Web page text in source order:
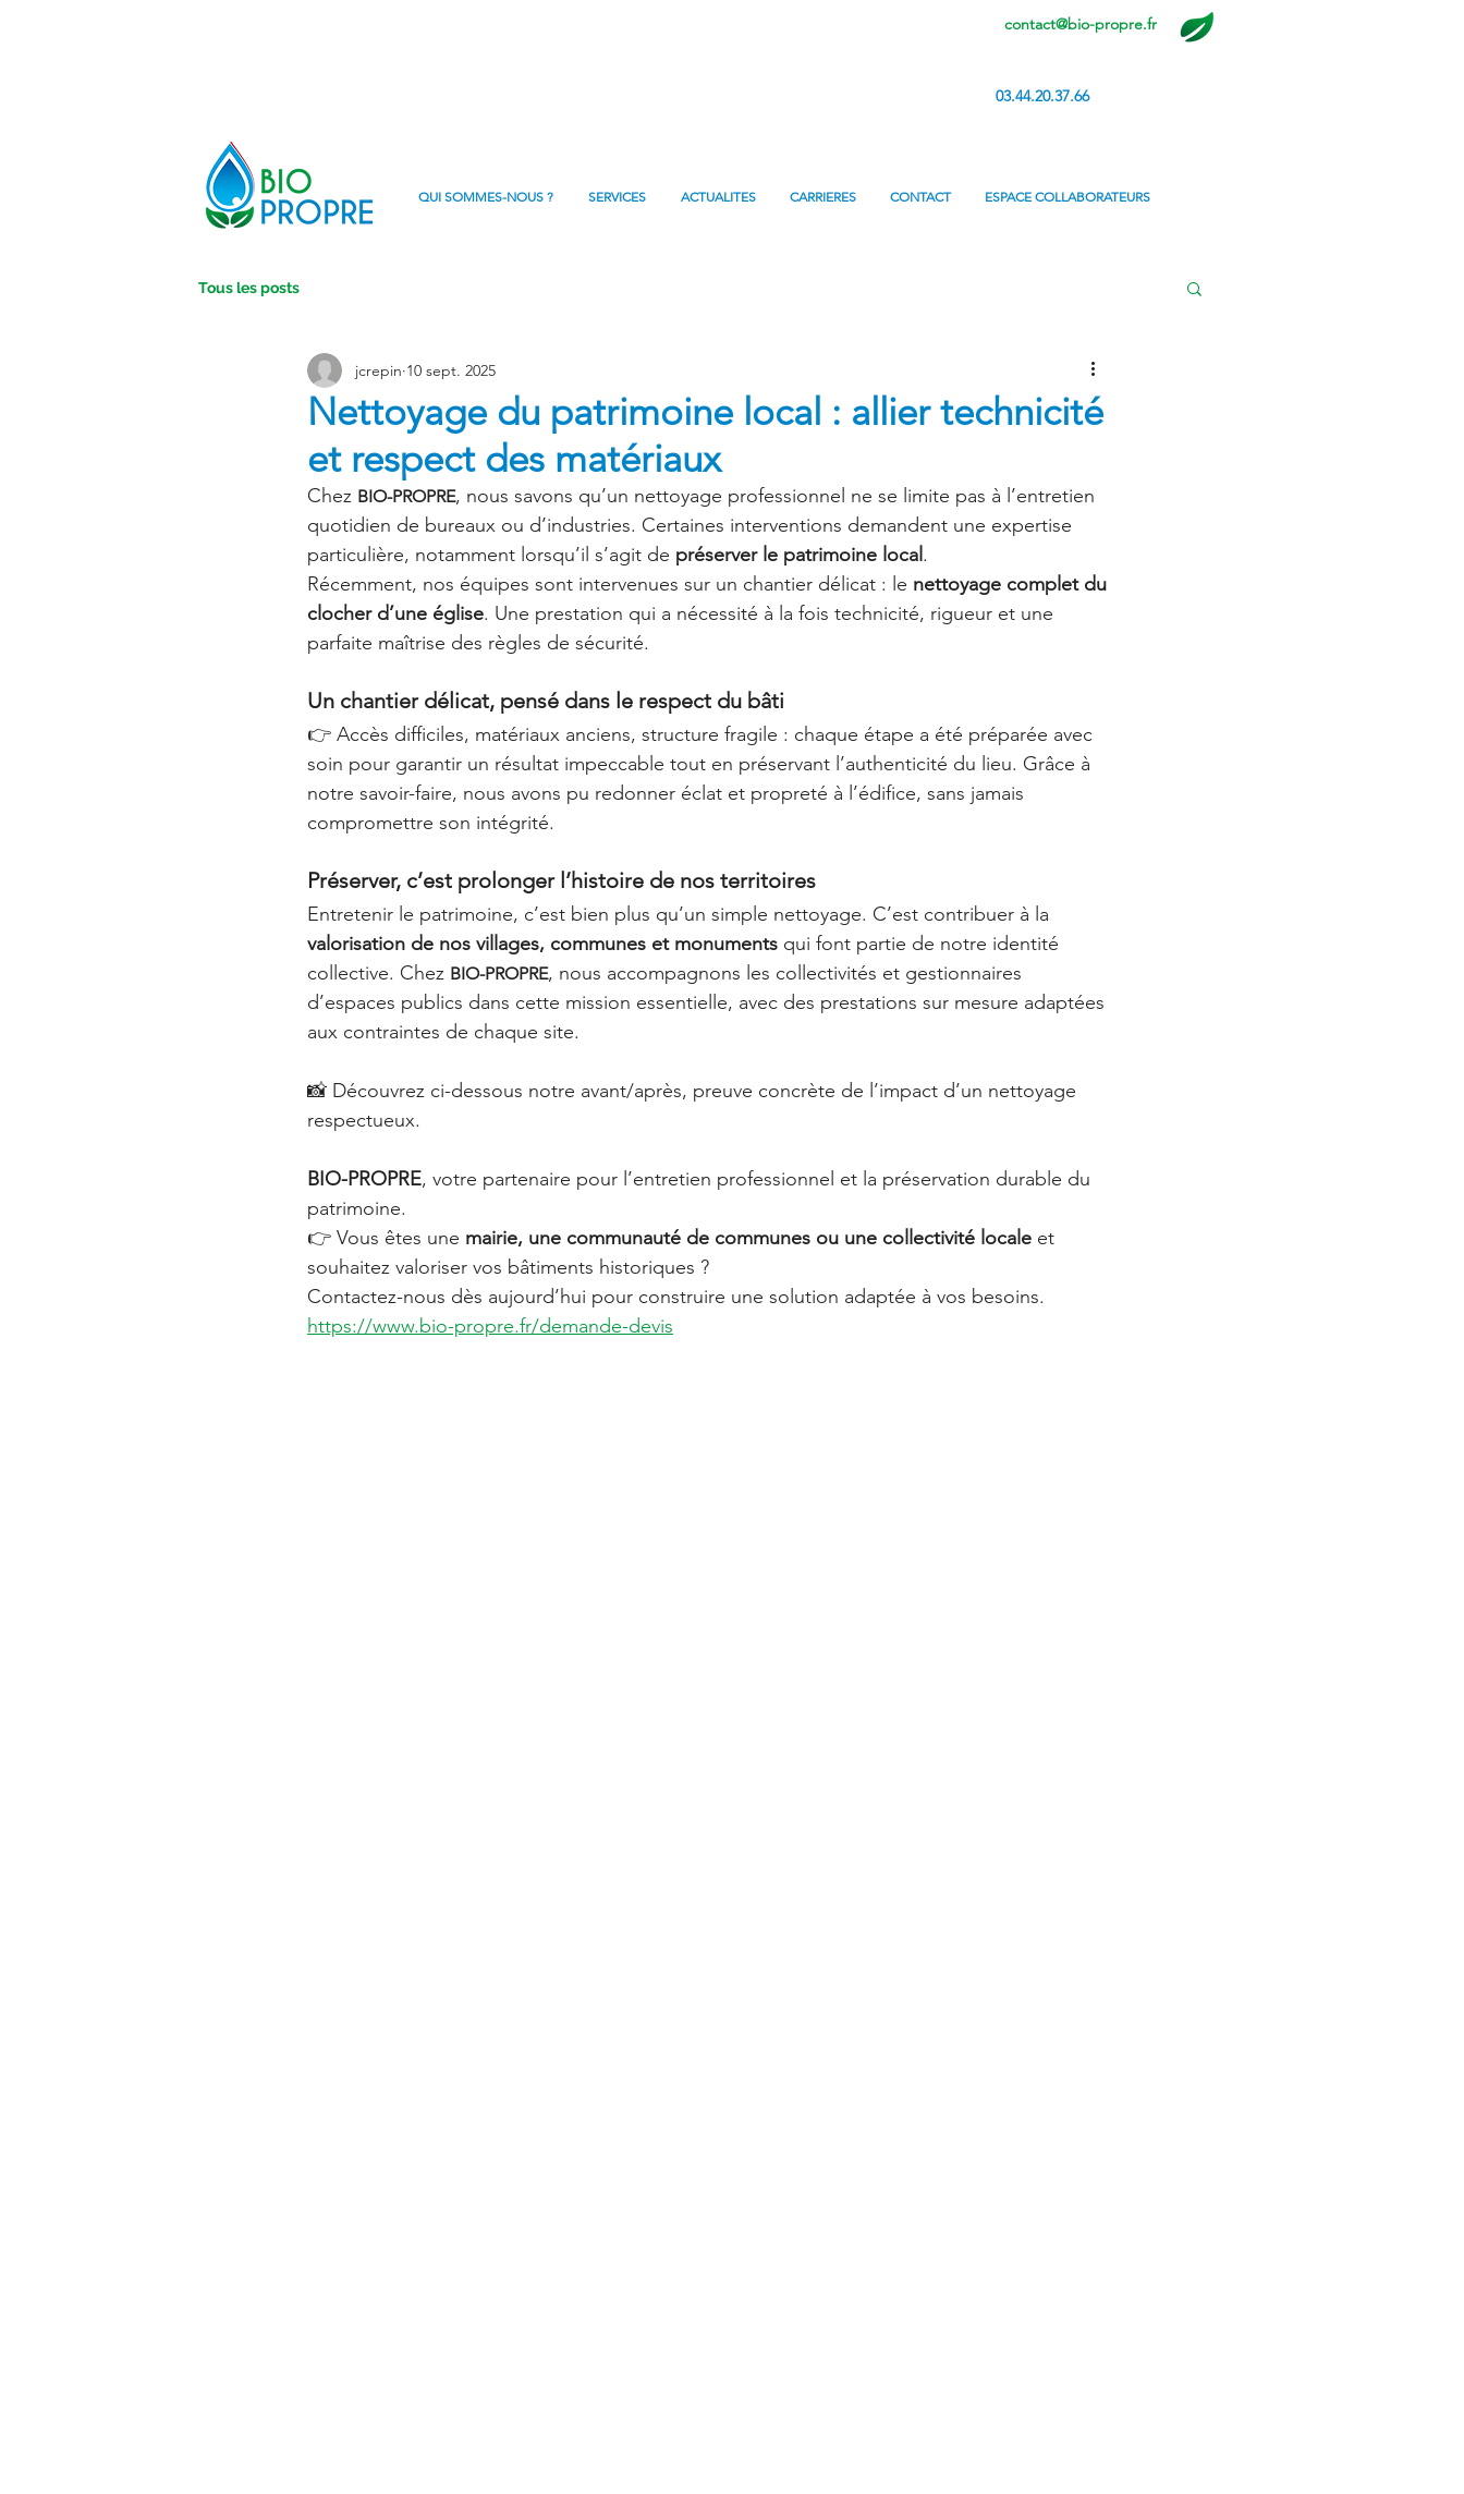
contact@bio-propre.fr
03.44.20.37.66
QUI SOMMES-NOUS ? SERVICES ACTUALITES CARRIERES CONTACT ESPACE COLLABORATEURS
Tous les posts
Nettoyage du patrimoine local : allier technicité
et respect des matériaux
jcrepin 10 sept. 2025
Chez BIO-PROPRE, nous savons qu’un nettoyage professionnel ne se limite pas à l’entretien
quotidien de bureaux ou d’industries. Certaines interventions demandent une expertise
particulière, notamment lorsqu’il s’agit de préserver le patrimoine local .
Récemment, nos équipes sont intervenues sur un chantier délicat : le nettoyage complet du
clocher d’une église. Une prestation qui a nécessité à la fois technicité, rigueur et une
parfaite maîtrise des règles de sécurité.
Un chantier délicat, pensé dans le respect du bâti
👉 Accès difficiles, matériaux anciens, structure fragile : chaque étape a été préparée avec
soin pour garantir un résultat impeccable tout en préservant l’authenticité du lieu. Grâce à
notre savoir-faire, nous avons pu redonner éclat et propreté à l’édifice, sans jamais
compromettre son intégrité.
Préserver, c’est prolonger l’histoire de nos territoires
Entretenir le patrimoine, c’est bien plus qu’un simple nettoyage. C’est contribuer à la
valorisation de nos villages, communes et monuments qui font partie de notre identité
collective. Chez BIO-PROPRE, nous accompagnons les collectivités et gestionnaires
d’espaces publics dans cette mission essentielle, avec des prestations sur mesure adaptées
aux contraintes de chaque site.
📸 Découvrez ci-dessous notre avant/après, preuve concrète de l’impact d’un nettoyage
respectueux.
BIO-PROPRE, votre partenaire pour l’entretien professionnel et la préservation durable du
patrimoine.
👉 Vous êtes une mairie, une communauté de communes ou une collectivité locale et
souhaitez valoriser vos bâtiments historiques ?
Contactez-nous dès aujourd’hui pour construire une solution adaptée à vos besoins.
https://www.bio-propre.fr/demande-devis